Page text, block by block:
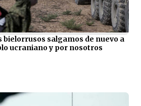
bielorrusos salgamos de nuevo a
ucraniano y por nosotros